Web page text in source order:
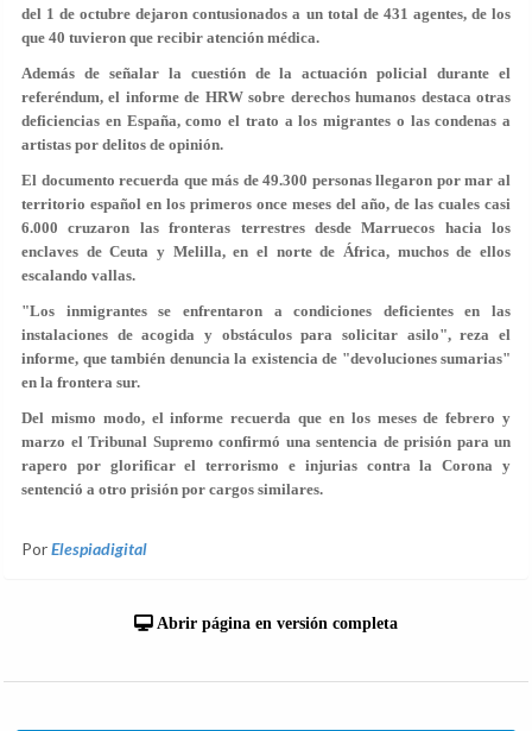
del 1 de octubre dejaron contusionados a un total de 431 agentes, de los
que 40 tuvieron que recibir atención médica.
Además de señalar la cuestión de la actuación policial durante el
referéndum, el informe de HRW sobre derechos humanos destaca otras
deficiencias en España, como el trato a los migrantes o las condenas a
artistas por delitos de opinión.
El documento recuerda que más de 49.300 personas llegaron por mar al
territorio español en los primeros once meses del año, de las cuales casi
6.000 cruzaron las fronteras terrestres desde Marruecos hacia los
enclaves de Ceuta y Melilla, en el norte de África, muchos de ellos
escalando vallas.
"Los inmigrantes se enfrentaron a condiciones deficientes en las
instalaciones de acogida y obstáculos para solicitar asilo", reza el
informe, que también denuncia la existencia de "devoluciones sumarias"
en la frontera sur.
Del mismo modo, el informe recuerda que en los meses de febrero y
marzo el Tribunal Supremo confirmó una sentencia de prisión para un
rapero por glorificar el terrorismo e injurias contra la Corona y
sentenció a otro prisión por cargos similares.
PorElespiadigital
Abrir página en versión completa